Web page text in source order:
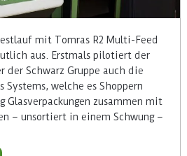
mit Tomras R2 Multi-Feed
aus. Erstmals pilotiert der
der Schwarz Gruppe auch die
Systems, welche es Shoppern
zusammen mit
– unsortiert in einem Schwung –